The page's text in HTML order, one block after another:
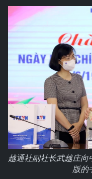
越通社副社长武越庄
版的